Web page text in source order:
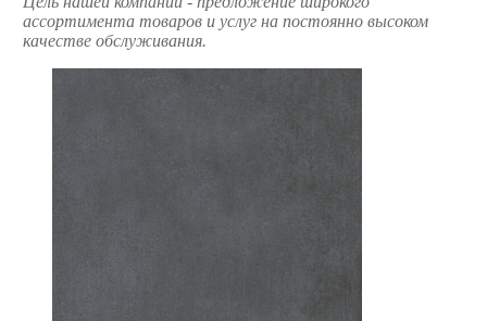
ассортимента товаров и услуг на постоянно высоком
качестве обслуживания.